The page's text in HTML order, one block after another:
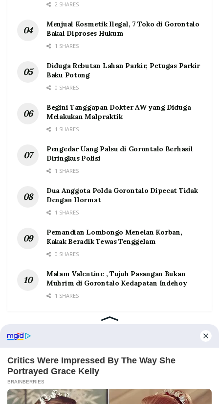
2 SHARES
Menjual Kosmetik Ilegal, 7 Toko di Gorontalo
Bakal Diproses Hukum
1 SHARES
Diduga Rebutan Lahan Parkir, Petugas Parkir
Baku Potong
0 SHARES
Begini Tanggapan Dokter AW yang Diduga
Melakukan Malpraktik
1 SHARES
Pengedar Uang Palsu di Gorontalo Berhasil
Diringkus Polisi
1 SHARES
Dua Anggota Polda Gorontalo Dipecat Tidak
Dengan Hormat
1 SHARES
Pemandian Lombongo Menelan Korban,
Kakak Beradik Tewas Tenggelam
0 SHARES
Malam Valentine , Tujuh Pasangan Bukan
Muhrim di Gorontalo Kedapatan Indehoy
1 SHARES
Home Tentang Kontak Redaksi Pedoman Media Siber